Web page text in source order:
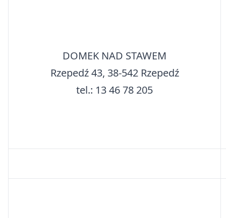
DOMEK NAD STAWEM
Rzepedź 43, 38-542 Rzepedź
tel.: 13 46 78 205